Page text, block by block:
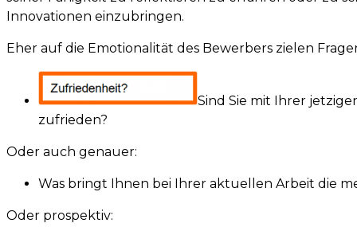
Innovationen einzubringen.
Eher auf die Emotionalität des Bewerbers zielen
Sind Sie mit Ihrer
zufrieden?
Oder auch genauer:
Was bringt Ihnen bei Ihrer aktuellen Arbeit die
Oder prospektiv: